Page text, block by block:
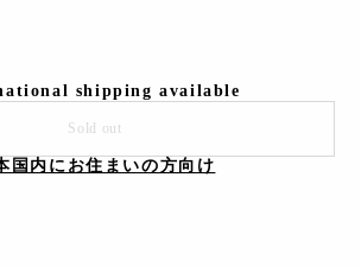
shipping available
Sold out
国内にお住まいの方向け